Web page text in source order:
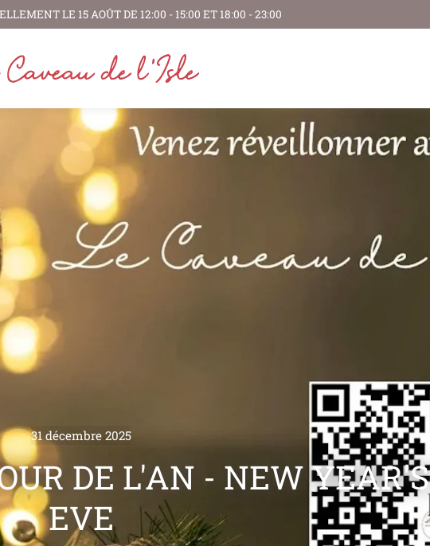
MEILLEUR HÔTE SUR THEFORK 🏆 RÉSERVER
31 décembre 2025
DE L'AN - NEW YEAR'S
EVE